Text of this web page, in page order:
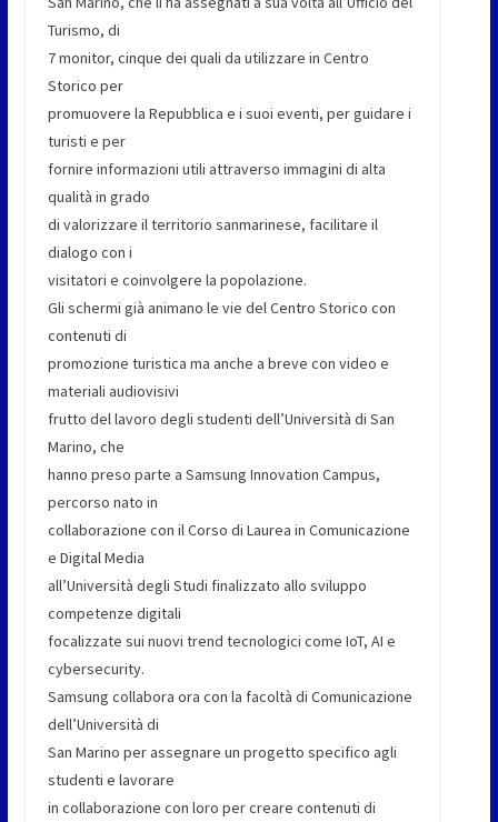
Turismo, di
7 monitor, cinque dei quali da utilizzare in Centro
Storico per
promuovere la Repubblica e i suoi eventi, per guidare i
turisti e per
fornire informazioni utili attraverso immagini di alta
qualità in grado
di valorizzare il territorio sanmarinese, facilitare il
dialogo con i
visitatori e coinvolgere la popolazione.
Gli schermi già animano le vie del Centro Storico con
contenuti di
promozione turistica ma anche a breve con video e
materiali audiovisivi
frutto del lavoro degli studenti dell’Università di San
Marino, che
hanno preso parte a Samsung Innovation Campus,
percorso nato in
collaborazione con il Corso di Laurea in Comunicazione
e Digital Media
all’Università degli Studi finalizzato allo sviluppo
competenze digitali
focalizzate sui nuovi trend tecnologici come IoT, AI e
cybersecurity.
Samsung collabora ora con la facoltà di Comunicazione
dell’Università di
San Marino per assegnare un progetto specifico agli
studenti e lavorare
in collaborazione con loro per creare contenuti di